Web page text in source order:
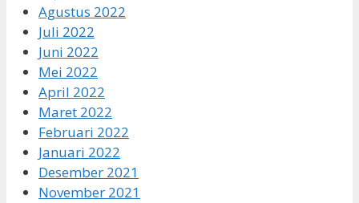
Agustus 2022
Juli 2022
Juni 2022
Mei 2022
April 2022
Maret 2022
Februari 2022
Januari 2022
Desember 2021
November 2021